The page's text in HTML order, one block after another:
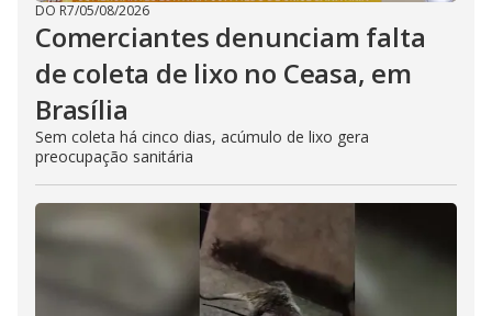
DO R7/05/08/2026
Comerciantes denunciam falta
de coleta de lixo no Ceasa, em
Brasília
Sem coleta há cinco dias, acúmulo de lixo gera
preocupação sanitária